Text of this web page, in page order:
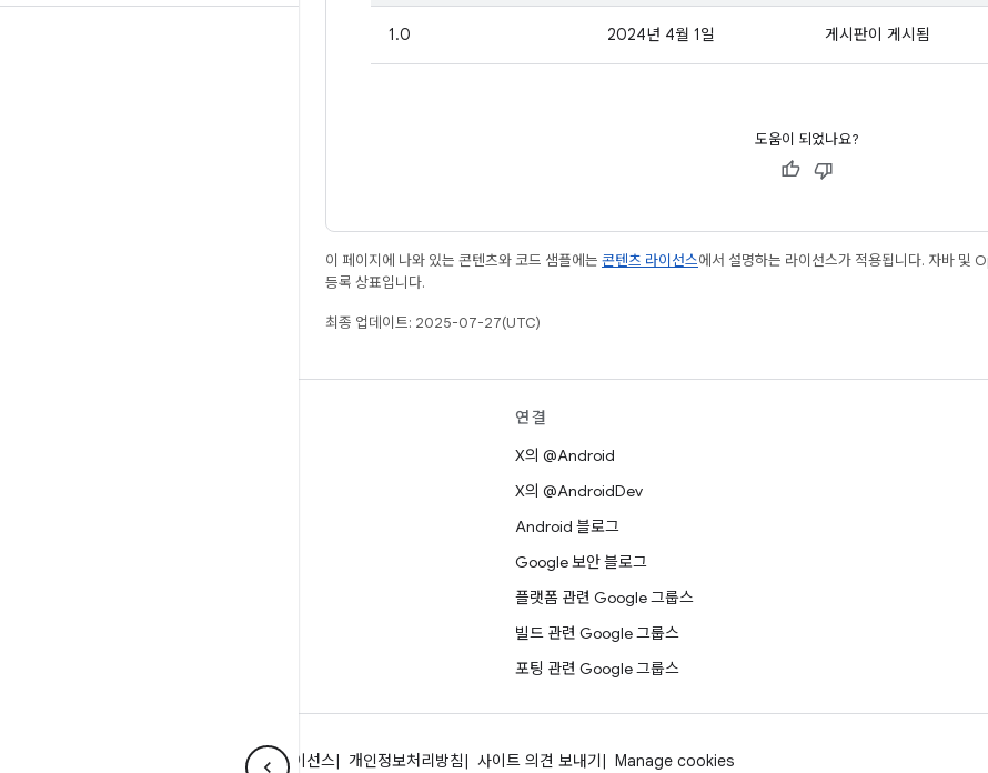
1.0 2024년 4월 1일 게시판이 게시됨
도움이 되었나요?
이 페이지에 나와 있는 콘텐츠와 코드 샘플에는 콘텐츠 라이선스에서 설명하는 라이선스가 적용됩니다. 자바
등록 상표입니다.
최종 업데이트: 2025-07-27(UTC)
연결
X의 @Android
X의 @AndroidDev
Android 블로그
Google 보안 블로그
플랫폼 관련 Google 그룹스
빌드 관련 Google 그룹스
포팅 관련 Google 그룹스
법률 조항 라이선스 개인정보처리방침 사이트 의견 보내기 Manage cookies